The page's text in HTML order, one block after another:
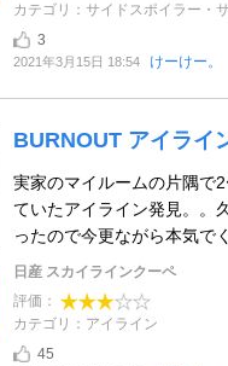
カテゴリ：サイドスポイラー・
3
2021年3月15日 18:54 けーけー。
BURNOUT アイライ
実家のマイルームの片隅で
ていたアイライン発見。。
ったので今更ながら本気で
日産 スカイラインクーペ
評価：
カテゴリ：アイライン
45